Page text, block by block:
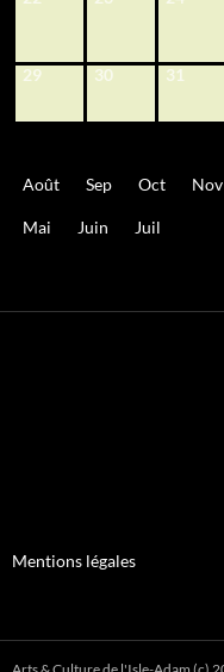
29 30 31
Août Sep Oct Nov
Mai Juin Juil
Mentions légales